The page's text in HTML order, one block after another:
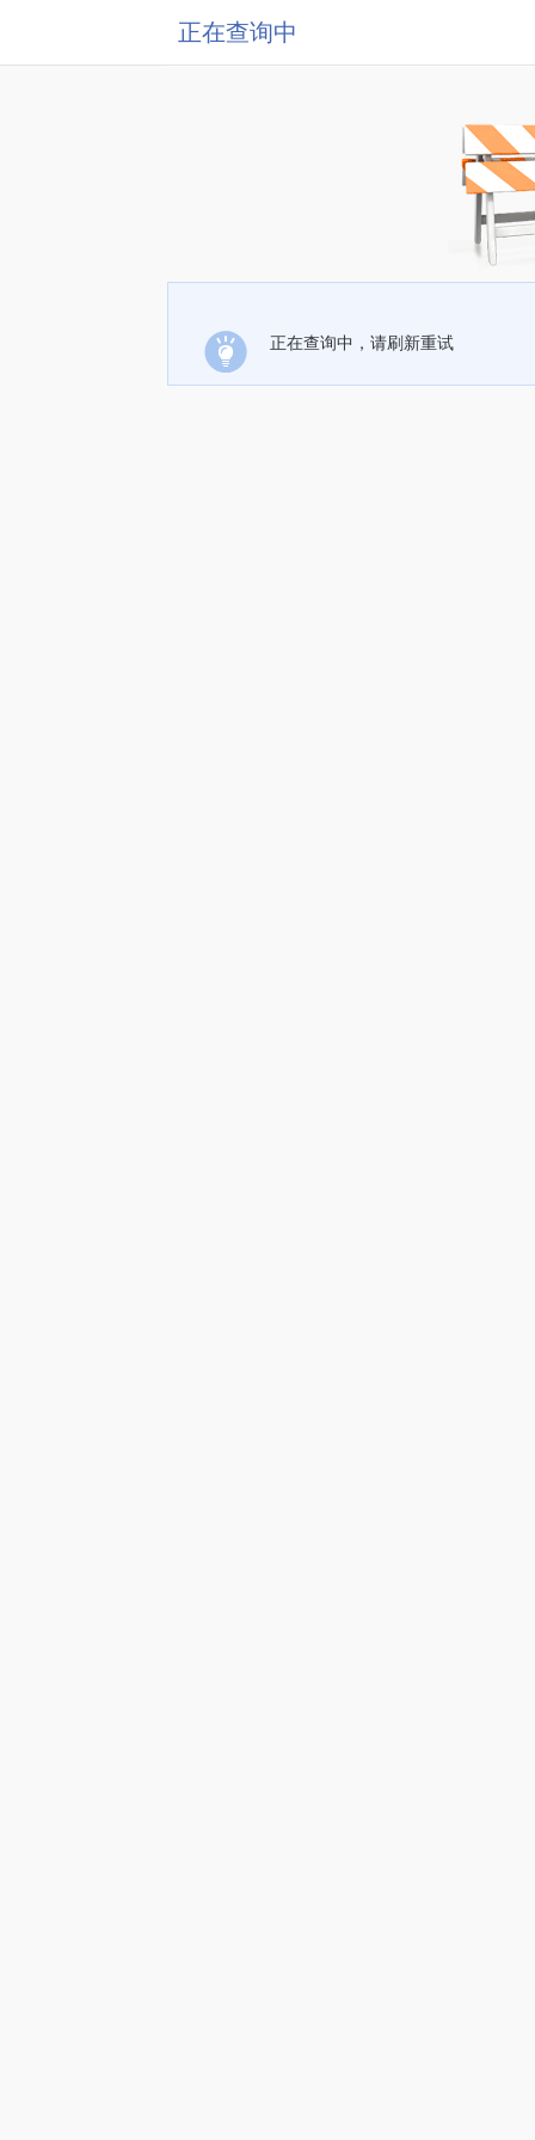
正在查询中
正在查询中，请刷新重试